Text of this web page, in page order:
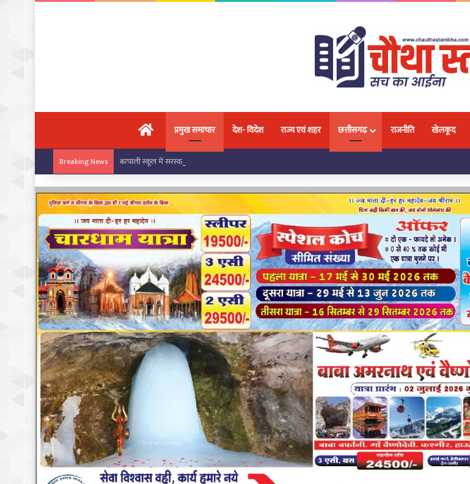
मुख्य पृष्ठप्रमुख समाचार देश- विदेश राज्य एवं शहर छत्तीसगढ़ राजनीति खेलकूद
Breaking News बरपाली स्कूल में सरस्वती साइकिल योजना के तहत छात्राओं को मिली निःशुल्क साइकिल, जनप्रतिनिधियों ने शिक्षा के लिए किया प्रेरित